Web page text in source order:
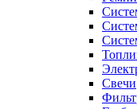
Свечи